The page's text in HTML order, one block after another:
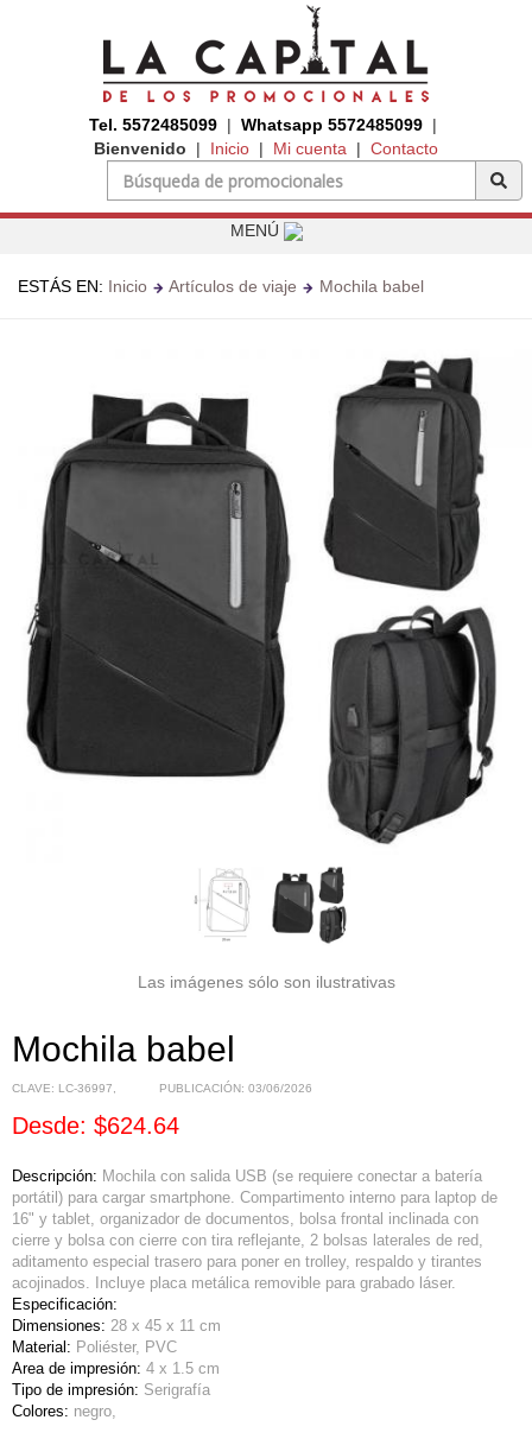
Tel. 5572485099 |Whatsapp 5572485099 |
Bienvenido | Inicio| Mi cuenta | Contacto
MENÚ
ESTÁS EN: Inicio Artículos de viaje Mochila babel
Las imágenes sólo son ilustrativas
Mochila babel
CLAVE: LC-36997 PUBLICACIÓN: 03/06/2026
Desde: $624.64
Descripción: Mochila con salida USB (se requiere conectar a batería
portátil) para cargar smartphone. Compartimento interno para laptop de
16" y tablet, organizador de documentos, bolsa frontal inclinada con
cierre y bolsa con cierre con tira reflejante, 2 bolsas laterales de red,
aditamento especial trasero para poner en trolley, respaldo y tirantes
acojinados. Incluye placa metálica removible para grabado láser.
Especificación:
Dimensiones: 28 x 45 x 11 cm
Material: Poliéster, PVC
Area de impresión: 4 x 1.5 cm
Tipo de impresión: Serigrafía
Colores: negro,